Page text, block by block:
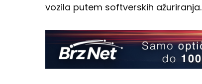
vozila putem softverskih ažuriranja.